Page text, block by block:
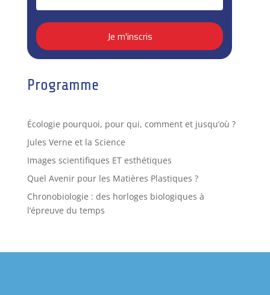
Programme
Écologie pourquoi, pour qui, comment et jusqu’où ?
Jules Verne et la Science
Images scientifiques ET esthétiques
Quel Avenir pour les Matières Plastiques ?
Chronobiologie : des horloges biologiques à
l’épreuve du temps